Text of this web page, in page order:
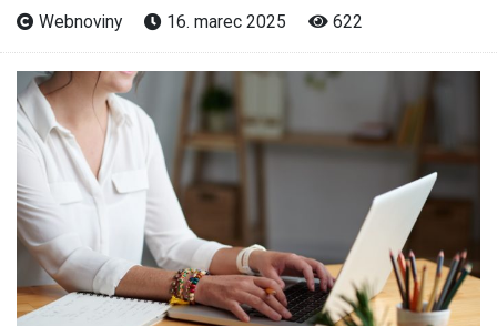
Webnoviny 16. marec 2025 622